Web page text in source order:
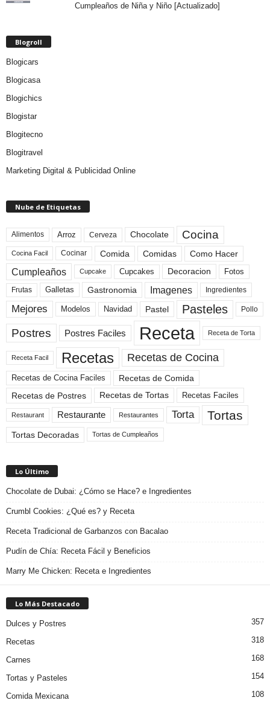
Cumpleaños de Niña y Niño [Actualizado]
Blogroll
Blogicars
Blogicasa
Blogichics
Blogistar
Blogitecno
Blogitravel
Marketing Digital & Publicidad Online
Nube de Etiquetas
Alimentos Arroz Cerveza Chocolate Cocina
Cocina Facil Cocinar Comida Comidas Como Hacer
Cumpleaños Cupcake Cupcakes Decoracion Fotos
Frutas Galletas Gastronomia Imagenes Ingredientes
Mejores Modelos Navidad Pastel Pasteles Pollo
Postres Postres Faciles Receta Receta de Torta
Receta Facil Recetas Recetas de Cocina
Recetas de Cocina Faciles
Recetas de Comida
Recetas de Postres
Recetas de Tortas Recetas Faciles
Restaurant Restaurante Restaurantes Torta Tortas
Tortas Decoradas Tortas de Cumpleaños
Lo Último
Chocolate de Dubai: ¿Cómo se Hace? e Ingredientes
Crumbl Cookies: ¿Qué es? y Receta
Receta Tradicional de Garbanzos con Bacalao
Pudín de Chía: Receta Fácil y Beneficios
Marry Me Chicken: Receta e Ingredientes
Lo Más Destacado
Dulces y Postres 357
Recetas 318
Carnes 168
Tortas y Pasteles 154
Comida Mexicana
108